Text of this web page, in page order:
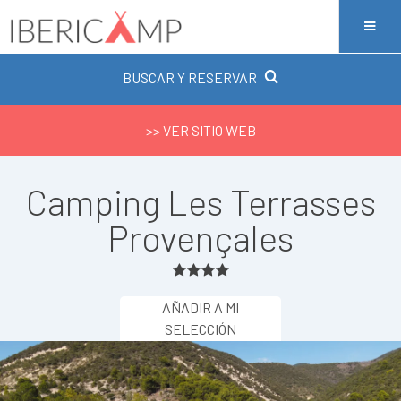
BUSCAR Y RESERVAR
>> VER SITIO WEB
Camping Les Terrasses
Provençales
AÑADIR A MI
SELECCIÓN